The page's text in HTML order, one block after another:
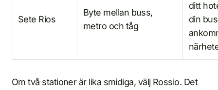
Sete Rios
Byte mellan buss,
metro och tåg
ditt
din
Om två stationer är lika smidiga, välj Rossio. Det